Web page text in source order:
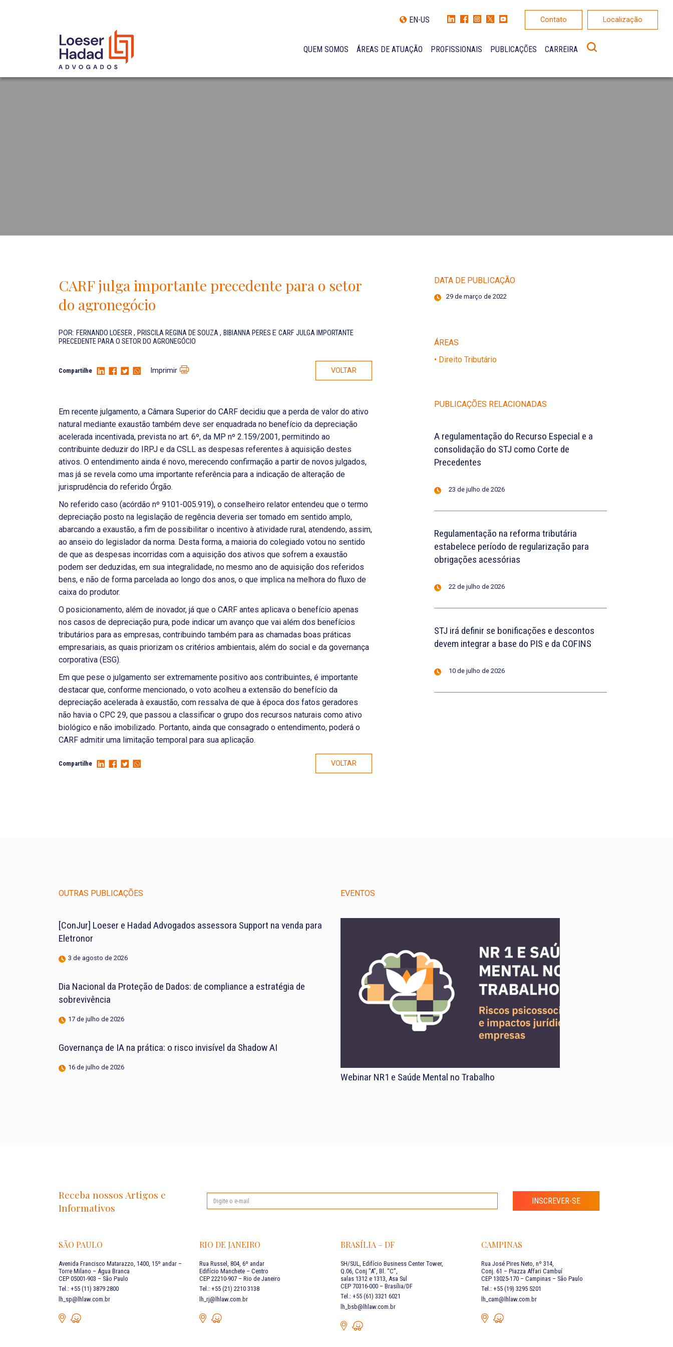
INTERNATIONAL NETWORK
PRÊMIOS
NOSSA EQUIPE
EN-US Contato Localização
QUEM SOMOS
ÁREAS DE ATUAÇÃO PROFISSIONAIS PUBLICAÇÕES CARREIRA
CARF julga importante precedente para o setor
do agronegócio
POR: FERNANDO LOESER, PRISCILA REGINA DE SOUZA, BIBIANNA PERES E CARF JULGA IMPORTANTE
PRECEDENTE PARA O SETOR DO AGRONEGÓCIO
Compartilhe Imprimir VOLTAR
Em recente julgamento, a Câmara Superior do CARF decidiu que a perda de valor do ativo
natural mediante exaustão também deve ser enquadrada no benefício da depreciação
acelerada incentivada, prevista no art. 6º, da MP nº 2.159/2001, permitindo ao
contribuinte deduzir do IRPJ e da CSLL as despesas referentes à aquisição destes
ativos. O entendimento ainda é novo, merecendo confirmação a partir de novos julgados,
mas já se revela como uma importante referência para a indicação de alteração de
jurisprudência do referido Órgão.
No referido caso (acórdão nº 9101-005.919), o conselheiro relator entendeu que o termo
depreciação posto na legislação de regência deveria ser tomado em sentido amplo,
abarcando a exaustão, a fim de possibilitar o incentivo à atividade rural, atendendo, assim,
ao anseio do legislador da norma. Desta forma, a maioria do colegiado votou no sentido
de que as despesas incorridas com a aquisição dos ativos que sofrem a exaustão
podem ser deduzidas, em sua integralidade, no mesmo ano de aquisição dos referidos
bens, e não de forma parcelada ao longo dos anos, o que implica na melhora do fluxo de
caixa do produtor.
O posicionamento, além de inovador, já que o CARF antes aplicava o benefício apenas
nos casos de depreciação pura, pode indicar um avanço que vai além dos benefícios
tributários para as empresas, contribuindo também para as chamadas boas práticas
empresariais, as quais priorizam os critérios ambientais, além do social e da governança
corporativa (ESG).
Em que pese o julgamento ser extremamente positivo aos contribuintes, é importante
destacar que, conforme mencionado, o voto acolheu a extensão do benefício da
depreciação acelerada à exaustão, com ressalva de que à época dos fatos geradores
não havia o CPC 29, que passou a classificar o grupo dos recursos naturais como ativo
biológico e não imobilizado. Portanto, ainda que consagrado o entendimento, poderá o
CARF admitir uma limitação temporal para sua aplicação.
Compartilhe VOLTAR
DATA DE PUBLICAÇÃO
29 de março de 2022
ÁREAS
• Direito Tributário
PUBLICAÇÕES RELACIONADAS
A regulamentação do Recurso Especial e a
consolidação do STJ como Corte de
Precedentes
23 de julho de 2026
Regulamentação na reforma tributária
estabelece período de regularização para
obrigações acessórias
22 de julho de 2026
STJ irá definir se bonificações e descontos
devem integrar a base do PIS e da COFINS
10 de julho de 2026
OUTRAS PUBLICAÇÕES
[ConJur] Loeser e Hadad Advogados assessora Support na venda para
Eletronor
3 de agosto de 2026
Dia Nacional da Proteção de Dados: de compliance a estratégia de
sobrevivência
17 de julho de 2026
Governança de IA na prática: o risco invisível da Shadow AI
16 de julho de 2026
EVENTOS
Webinar NR1 e Saúde Mental no Trabalho
Receba nossos Artigos e
Informativos
INSCREVER-SE
SÃO PAULO
Avenida Francisco Matarazzo, 1400, 15º andar –
Torre Milano – Água Branca
CEP 05001-903 – São Paulo
Tel.: +55 (11) 3879 2800
lh_sp@lhlaw.com.br
RIO DE JANEIRO
Rua Russel, 804, 6º andar
Edifício Manchete – Centro
CEP 22210-907 – Rio de Janeiro
Tel.: +55 (21) 2210 3138
lh_rj@lhlaw.com.br
BRASÍLIA – DF
SH/SUL, Edifício Business Center Tower,
Q.06, Conj “A”, Bl. “C”,
salas 1312 e 1313, Asa Sul
CEP 70316-000 – Brasília/DF
Tel.: +55 (61) 3321 6021
lh_bsb@lhlaw.com.br
CAMPINAS
Rua José Pires Neto, nº 314,
Conj. 61 – Piazza Affari Cambuí
CEP 13025-170 – Campinas – São Paulo
Tel.: +55 (19) 3295 5201
lh_cam@lhlaw.com.br